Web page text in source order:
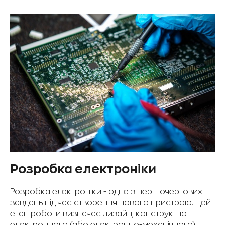
Розробка електроніки
Розробка електроніки - одне з першочергових
завдань під час створення нового пристрою. Цей
етап роботи визначає дизайн, конструкцію